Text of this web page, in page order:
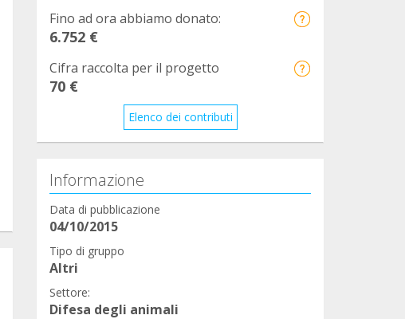
Fino ad ora abbiamo donato:
6.752 €
Cifra raccolta per il progetto
70 €
Elenco dei contributi
Informazione
Data di pubblicazione
04/10/2015
Tipo di gruppo
Altri
Settore:
Difesa degli animali